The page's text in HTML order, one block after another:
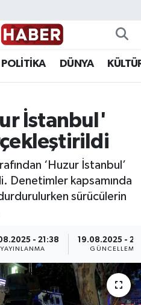
POLİTİKA DÜNYA
İstanbul'
‘Huzur İstanbul’
Denetimler kapsamında
sürücülerin
- 21:38
YAYINLANMA
19.08.2025 -
GÜNCELLEME
ve Fikstür